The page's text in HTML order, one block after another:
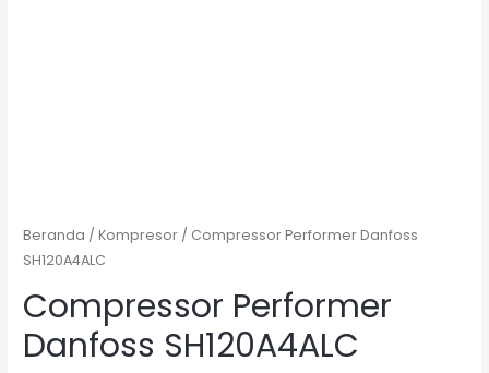
Beranda /Kompresor / Compressor Performer Danfoss
SH120A4ALC
Compressor Performer
Danfoss SH120A4ALC